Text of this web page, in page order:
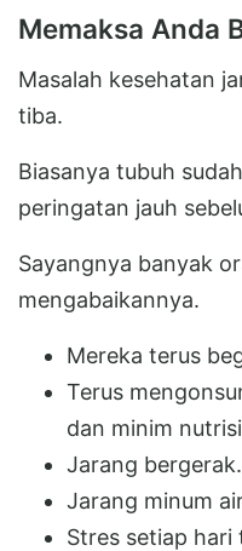
Memaksa Anda
Masalah kesehatan
tiba.
Biasanya tubuh
peringatan jauh
Sayangnya banyak
mengabaikannya.
Mereka terus
Terus
dan minim
Jarang bergerak.
Jarang minum
Stres setiap hari